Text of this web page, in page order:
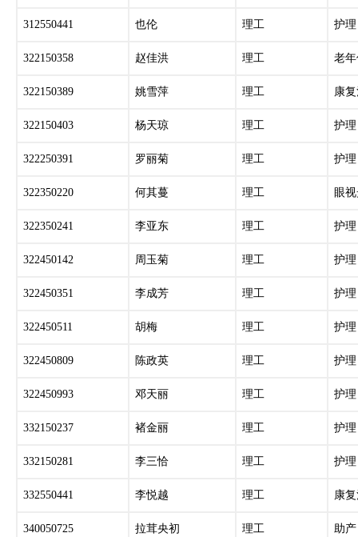
312550441 也伦 理工 护理
322150358 赵佳洪 理工 老
322150389 姚雪萍 理工 康
322150403 杨天琼 理工 护理
322250391 罗丽菊 理工 护理
322350220 何其蔓 理工 眼
322350241 李亚东 理工 护理
322450142 周玉菊 理工 护理
322450351 李成芳 理工 护理
322450511 胡梅 理工 护理
322450809 陈政英 理工 护理
322450993 邓天丽 理工 护理
332150237 褚金丽 理工 护理
332150281 李三恰 理工 护理
332550441 李悦越 理工 康
340050725 拉茸央初 理工 助产